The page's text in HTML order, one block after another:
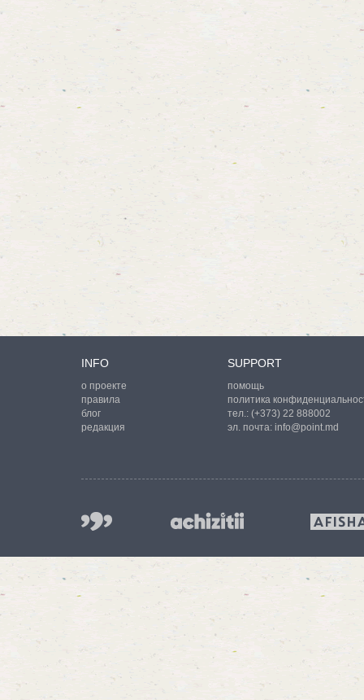
INFO
о проекте
правила
блог
редакция
SUPPORT
помощь
политика
тел.: (+373) 22 888002
эл. почта: info@point.md